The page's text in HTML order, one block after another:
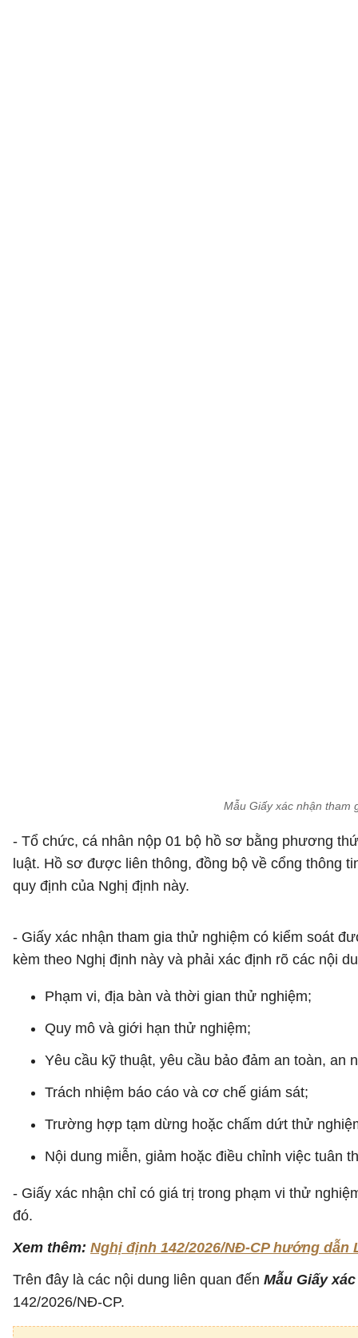
Mẫu Giấy xác nhận tham
- Tổ chức, cá nhân nộp 01 bộ hồ sơ bằng phương
luật. Hồ sơ được liên thông, đồng bộ về cổng thông
quy định của Nghị định này.
- Giấy xác nhận tham gia thử nghiệm có kiểm soát
kèm theo Nghị định này và phải xác định rõ các nội
Phạm vi, địa bàn và thời gian thử nghiệm;
Quy mô và giới hạn thử nghiệm;
Yêu cầu kỹ thuật, yêu cầu bảo đảm an toàn, an
Trách nhiệm báo cáo và cơ chế giám sát;
Trường hợp tạm dừng hoặc chấm dứt thử
Nội dung miễn, giảm hoặc điều chỉnh việc tuân
- Giấy xác nhận chỉ có giá trị trong phạm vi thử
đó.
Xem thêm: Nghị định 142/2026/NĐ-CP hướng
Trên đây là các nội dung liên quan đến Mẫu Giấy
142/2026/NĐ-CP.